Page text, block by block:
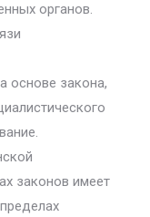
органов.
основе закона,
законов имеет